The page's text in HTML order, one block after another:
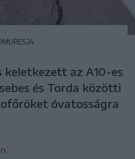
keletkezett az A10-es
és Torda közötti
óvatosságra